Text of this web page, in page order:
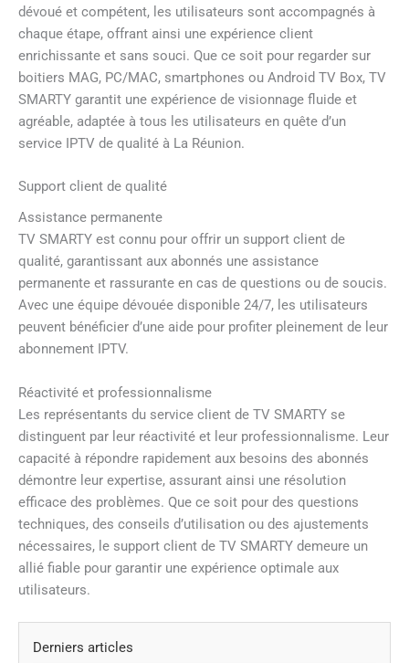
dévoué et compétent, les utilisateurs sont accompagnés à
chaque étape, offrant ainsi une expérience client
enrichissante et sans souci. Que ce soit pour regarder sur
boitiers MAG, PC/MAC, smartphones ou Android TV Box, TV
SMARTY garantit une expérience de visionnage fluide et
agréable, adaptée à tous les utilisateurs en quête d’un
service IPTV de qualité à La Réunion.
Support client de qualité
Assistance permanente
TV SMARTY est connu pour offrir un support client de
qualité, garantissant aux abonnés une assistance
permanente et rassurante en cas de questions ou de soucis.
Avec une équipe dévouée disponible 24/7, les utilisateurs
peuvent bénéficier d’une aide pour profiter pleinement de leur
abonnement IPTV.
Réactivité et professionnalisme
Les représentants du service client de TV SMARTY se
distinguent par leur réactivité et leur professionnalisme. Leur
capacité à répondre rapidement aux besoins des abonnés
démontre leur expertise, assurant ainsi une résolution
efficace des problèmes. Que ce soit pour des questions
techniques, des conseils d’utilisation ou des ajustements
nécessaires, le support client de TV SMARTY demeure un
allié fiable pour garantir une expérience optimale aux
utilisateurs.
Derniers articles